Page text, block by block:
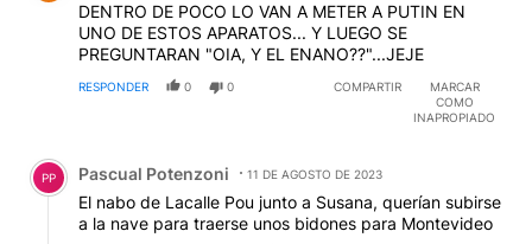
DENTRO DE POCO LO VAN A METER A PUTIN EN
UNO DE ESTOS APARATOS... Y LUEGO SE
PREGUNTARAN "OIA, Y EL ENANO??"...JEJE
RESPONDER 0 0 COMPARTIR
MARCAR
COMO
INAPROPIADO
Comentario de Pascual Potenzoni.
PP Pascual Potenzoni 11 DE AGOSTO DE 2023
El nabo de Lacalle Pou junto a Susana, querían subirse
a la nave para traerse unos bidones para Montevideo